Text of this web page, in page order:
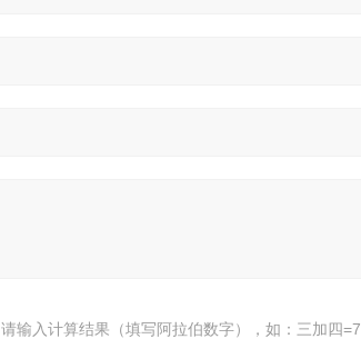
请输入计算结果（填写阿拉伯数字），如：三加四=7